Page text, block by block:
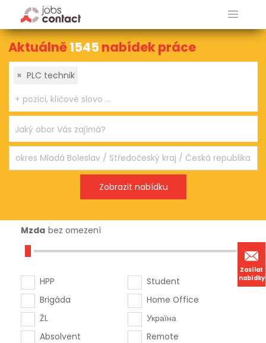
Zasílat
nabídky
Aktuálně1545 nabídek práce
× PLC technik
Mzda bez omezení
HPP
Brigáda
ŽL
Absolvent
Student
Home Office
Україна
Remote